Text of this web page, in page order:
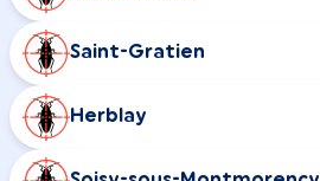
Saint-Gratien
Herblay